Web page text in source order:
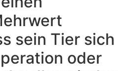
sein Tier sich
oder